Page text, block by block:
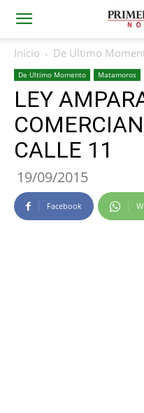
Inicio De Ultimo
De Ultimo Momento Matamoros
LEY
CALLE 11
19/09/2015
Facebook